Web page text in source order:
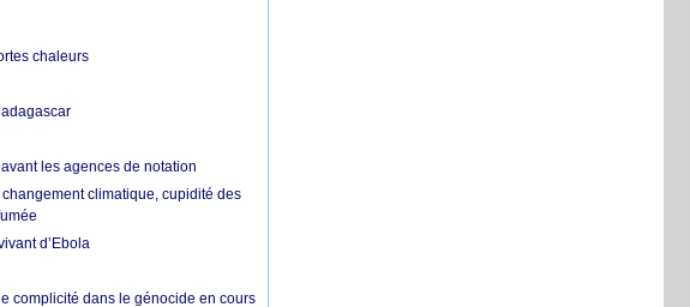
chaleurs
les agences de notation
climatique, cupidité des
d’Ebola
complicité dans le génocide en cours